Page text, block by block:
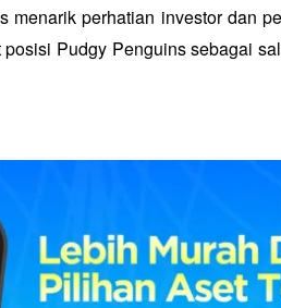
menarik perhatian investor dan
Pudgy Penguins sebagai